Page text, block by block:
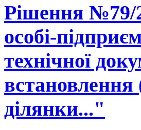
Рішення №79/
особі-
технічної
встановлення
ділянки..."